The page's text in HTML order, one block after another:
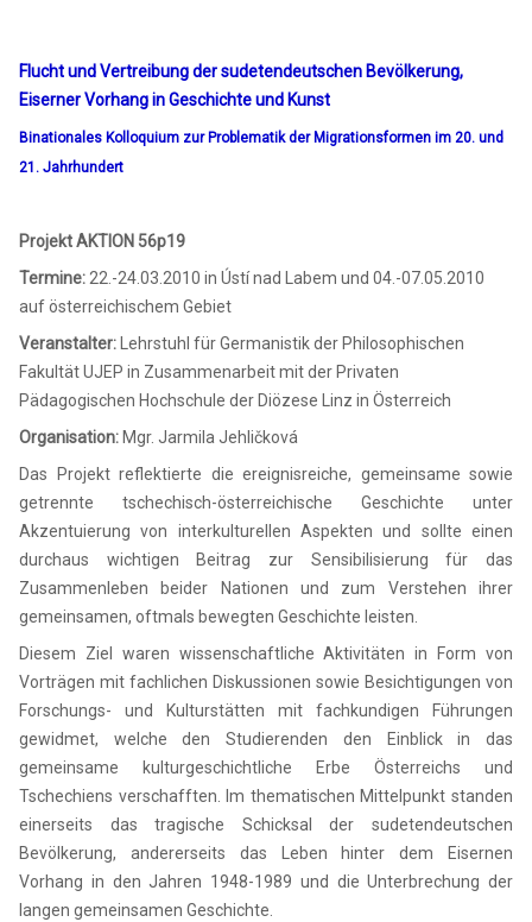
Flucht und Vertreibung der sudetendeutschen Bevölkerung,
Eiserner Vorhang in Geschichte und Kunst
Binationales Kolloquium zur Problematik der Migrationsformen im 20. und
21. Jahrhundert
Projekt AKTION 56p19
Termine: 22.-24.03.2010 in Ústí nad Labem und 04.-07.05.2010
auf österreichischem Gebiet
Veranstalter:
Lehrstuhl für Germanistik der Philosophischen
Fakultät UJEP in Zusammenarbeit mit der Privaten
Pädagogischen Hochschule der Diözese Linz in Österreich
Organisation: Mgr. Jarmila Jehličková
Das Projekt reflektierte die ereignisreiche, gemeinsame sowie
getrennte tschechisch-österreichische Geschichte unter
Akzentuierung von interkulturellen Aspekten und sollte einen
durchaus wichtigen Beitrag zur Sensibilisierung für das
Zusammenleben beider Nationen und zum Verstehen ihrer
gemeinsamen, oftmals bewegten Geschichte leisten.
Diesem Ziel waren wissenschaftliche Aktivitäten in Form von
Vorträgen mit fachlichen Diskussionen sowie Besichtigungen von
Forschungs- und Kulturstätten mit fachkundigen Führungen
gewidmet, welche den Studierenden den Einblick in das
gemeinsame kulturgeschichtliche Erbe Österreichs und
Tschechiens verschafften. Im thematischen Mittelpunkt standen
einerseits das tragische Schicksal der sudetendeutschen
Bevölkerung, andererseits das Leben hinter dem Eisernen
Vorhang in den Jahren 1948-1989 und die Unterbrechung der
langen gemeinsamen Geschichte.